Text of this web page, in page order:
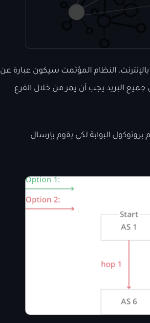
النظام المؤتمت سيكون عبارة عن
البريد يجب أن يمر من خلال الفرع
البوابة لكي يقوم بإرسال